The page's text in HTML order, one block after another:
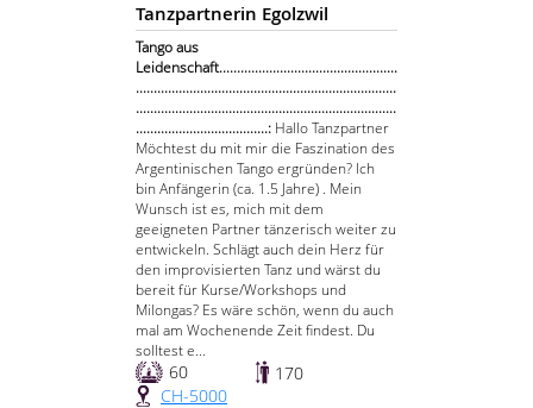
Tanzpartnerin Egolzwil
Tango aus
Leidenschaft..................................................
.........................................................................
.........................................................................
.....................................: Hallo Tanzpartner
Möchtest du mit mir die Faszination des
Argentinischen Tango ergründen? Ich
bin Anfängerin (ca. 1.5 Jahre) . Mein
Wunsch ist es, mich mit dem
geeigneten Partner tänzerisch weiter zu
entwickeln. Schlägt auch dein Herz für
den improvisierten Tanz und wärst du
bereit für Kurse/Workshops und
Milongas? Es wäre schön, wenn du auch
mal am Wochenende Zeit findest. Du
solltest e...
60
170
CH-5000